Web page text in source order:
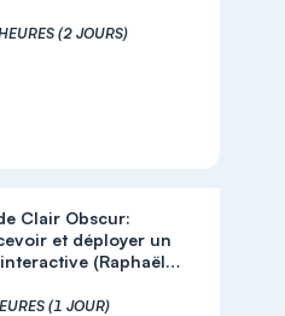
(2 JOURS)
Clair Obscur:
et déployer un
(Raphaël
(1 JOUR)